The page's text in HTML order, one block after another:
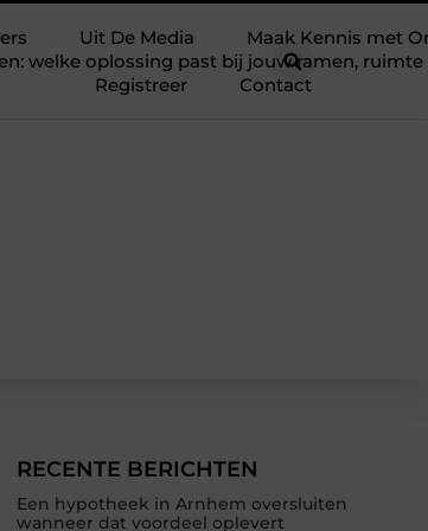
Uit De Media
Maak Kennis met
welke oplossing past bij jouw ramen,
Registreer
Contact
RECENTE BERICHTEN
Een hypotheek in Arnhem oversluiten
wanneer dat voordeel oplevert